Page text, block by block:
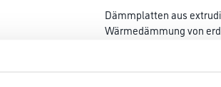
Dämmplatten aus
Wärmedämmung von